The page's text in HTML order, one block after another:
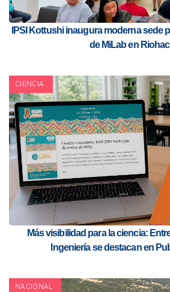
IPSI Kottushi inaugura moderna sede
de MiLab en
CIENCIA
Más visibilidad para la ciencia:
Ingeniería se destacan en
NACIONAL